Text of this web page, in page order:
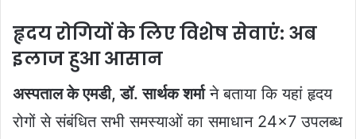
हृदय रोगियों के लिए विशेष सेवाएं: अब
इलाज हुआ आसान
अस्पताल के एमडी, डॉ. सार्थक शर्माने बताया कि यहां हृदय
रोगों से संबंधित सभी समस्याओं का समाधान 24×7 उपलब्ध